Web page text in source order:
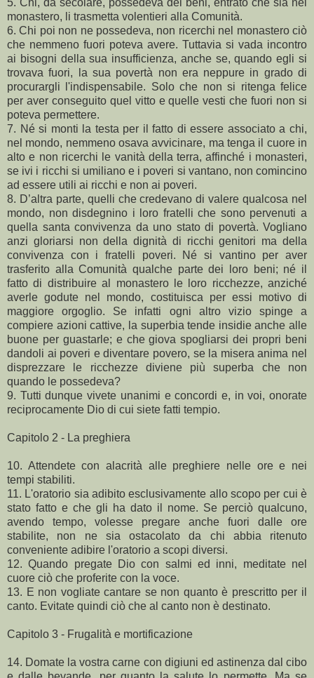
monastero, li trasmetta volentieri alla Comunità.
6. Chi poi non ne possedeva, non ricerchi nel monastero ciò
che nemmeno fuori poteva avere. Tuttavia si vada incontro
ai bisogni della sua insufficienza, anche se, quando egli si
trovava fuori, la sua povertà non era neppure in grado di
procurargli l'indispensabile. Solo che non si ritenga felice
per aver conseguito quel vitto e quelle vesti che fuori non si
poteva permettere.
7. Né si monti la testa per il fatto di essere associato a chi,
nel mondo, nemmeno osava avvicinare, ma tenga il cuore in
alto e non ricerchi le vanità della terra, affinché i monasteri,
se ivi i ricchi si umiliano e i poveri si vantano, non comincino
ad essere utili ai ricchi e non ai poveri.
8. D’altra parte, quelli che credevano di valere qualcosa nel
mondo, non disdegnino i loro fratelli che sono pervenuti a
quella santa convivenza da uno stato di povertà. Vogliano
anzi gloriarsi non della dignità di ricchi genitori ma della
convivenza con i fratelli poveri. Né si vantino per aver
trasferito alla Comunità qualche parte dei loro beni; né il
fatto di distribuire al monastero le loro ricchezze, anziché
averle godute nel mondo, costituisca per essi motivo di
maggiore orgoglio. Se infatti ogni altro vizio spinge a
compiere azioni cattive, la superbia tende insidie anche alle
buone per guastarle; e che giova spogliarsi dei propri beni
dandoli ai poveri e diventare povero, se la misera anima nel
disprezzare le ricchezze diviene più superba che non
quando le possedeva?
9. Tutti dunque vivete unanimi e concordi e, in voi, onorate
reciprocamente Dio di cui siete fatti tempio.
Capitolo 2 - La preghiera
10. Attendete con alacrità alle preghiere nelle ore e nei
tempi stabiliti.
11. L'oratorio sia adibito esclusivamente allo scopo per cui è
stato fatto e che gli ha dato il nome. Se perciò qualcuno,
avendo tempo, volesse pregare anche fuori dalle ore
stabilite, non ne sia ostacolato da chi abbia ritenuto
conveniente adibire l'oratorio a scopi diversi.
12. Quando pregate Dio con salmi ed inni, meditate nel
cuore ciò che proferite con la voce.
13. E non vogliate cantare se non quanto è prescritto per il
canto. Evitate quindi ciò che al canto non è destinato.
Capitolo 3 - Frugalità e mortificazione
14. Domate la vostra carne con digiuni ed astinenza dal cibo